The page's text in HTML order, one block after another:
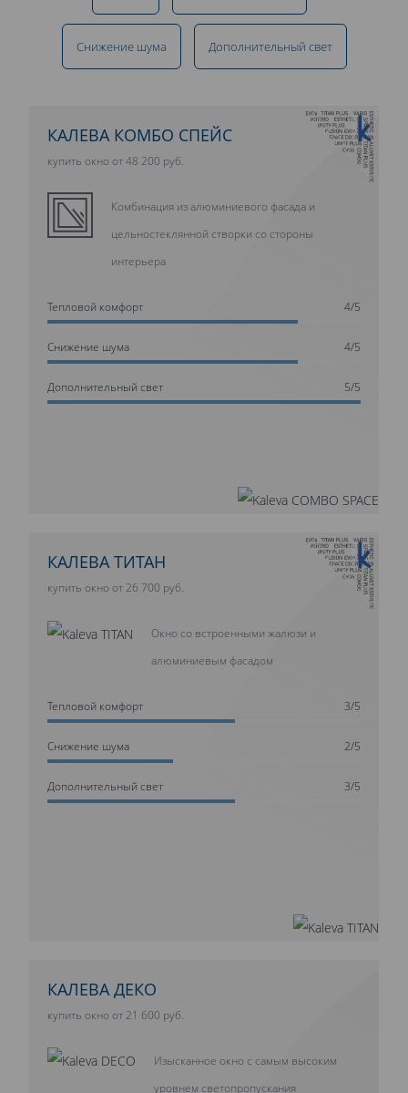
Снижение шума Дополнительный свет
10 ЛЕТ ГАРАНТИИ
КАЛЕВА КОМБО СПЕЙС
купить окно от 48 200 руб.
Комбинация из алюминиевого фасада и
цельностеклянной створки со стороны
интерьера
Тепловой комфорт 4/5
Cнижение шума 4/5
Дополнительный свет 5/5
10 ЛЕТ ГАРАНТИИ
КАЛЕВА ТИТАН
купить окно от 26 700 руб.
Окно со встроенными жалюзи и
алюминиевым фасадом
Тепловой комфорт 3/5
Cнижение шума 2/5
Дополнительный свет 3/5
КАЛЕВА ДЕКО
купить окно от 21 600 руб.
Изысканное окно с самым высоким
уровнем светопропускания